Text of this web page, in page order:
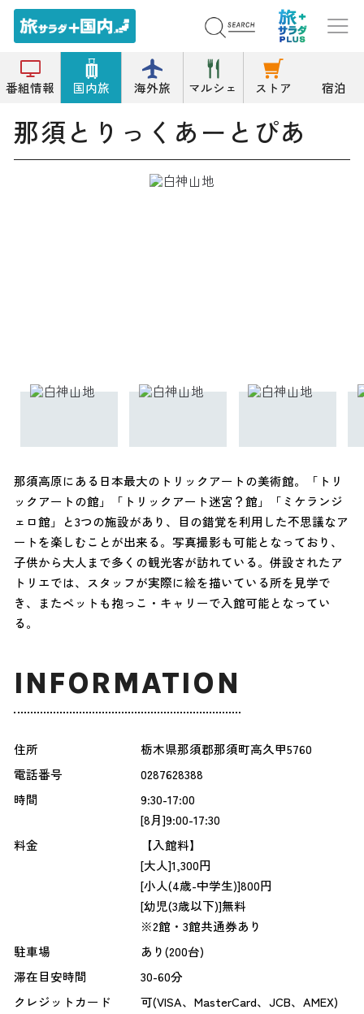
番組情報 国内旅 海外旅 マルシェ ストア 宿泊
トップ 遊園地/テーマパーク 那須とりっくあーとぴあ
那須とりっくあーとぴあ
那須高原にある日本最大のトリックアートの美術館。「トリ
ックアートの館」「トリックアート迷宮？館」「ミケランジ
ェロ館」と3つの施設があり、目の錯覚を利用した不思議なア
ートを楽しむことが出来る。写真撮影も可能となっており、
子供から大人まで多くの観光客が訪れている。併設されたア
トリエでは、スタッフが実際に絵を描いている所を見学で
き、またペットも抱っこ・キャリーで入館可能となってい
る。
INFORMATION
住所
栃木県那須郡那須町高久甲5760
電話番号
0287628388
時間
9:30-17:00
[8月]9:00-17:30
料金
【入館料】
[大人]1,300円
[小人(4歳-中学生)]800円
[幼児(3歳以下)]無料
※2館・3館共通券あり
駐車場
あり(200台)
滞在目安時間
30-60分
クレジットカード
可(VISA、MasterCard、JCB、AMEX)